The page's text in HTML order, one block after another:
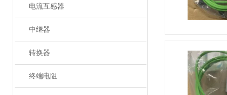
电流互感器
中继器
转换器
终端电阻